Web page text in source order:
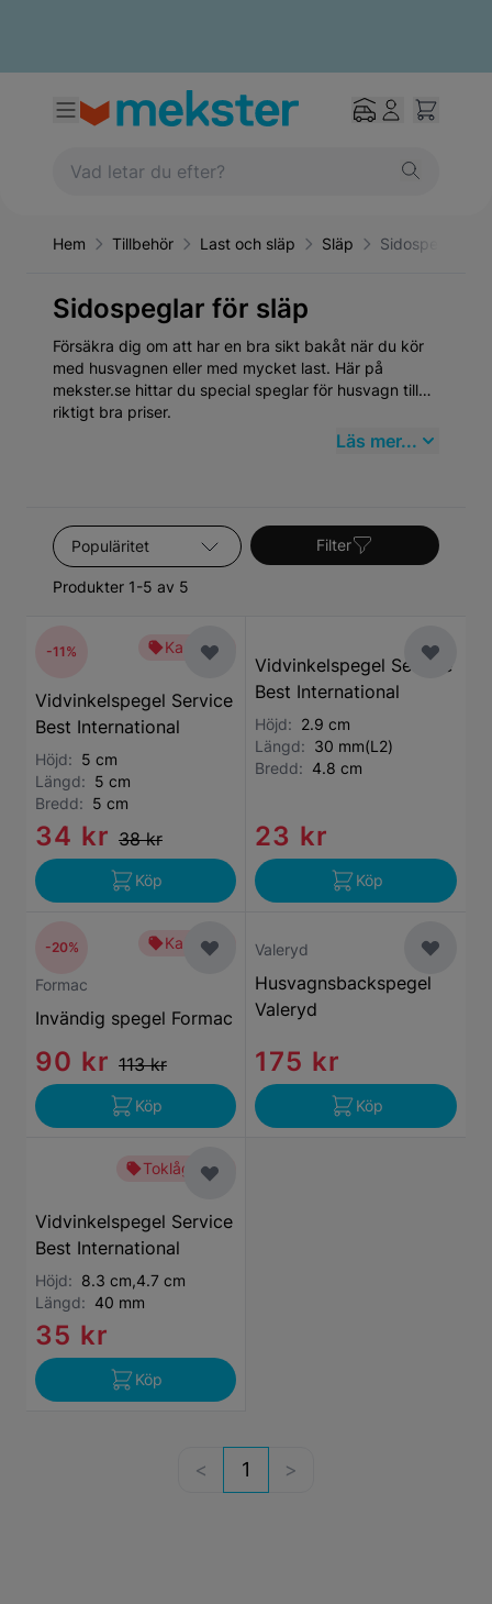
Hem Tillbehör Last och släp Släp Sidospeglar
Sidospeglar för släp
Försäkra dig om att har en bra sikt bakåt när du kör
med husvagnen eller med mycket last. Här på
mekster.se hittar du special speglar för husvagn till
riktigt bra priser.
Läs mer...
Sortera efter
Produkter 1-5 av 5
Filter
Kampanj
Vidvinkelspegel Service
Best International
Höjd: 5 cm
Längd: 5 cm
Bredd: 5 cm
34 kr 38 kr
-11%
Köp
Vidvinkelspegel Service
Best International
Höjd: 2.9 cm
Längd: 30 mm(L2)
Bredd: 4.8 cm
23 kr
Köp
Kampanj
Formac
Invändig spegel Formac
90 kr 113 kr
-20%
Köp
Valeryd
Husvagnsbackspegel
Valeryd
175 kr
Köp
Toklågt pris
Vidvinkelspegel Service
Best International
Höjd: 8.3 cm,4.7 cm
Längd: 40 mm
35 kr
Köp
1